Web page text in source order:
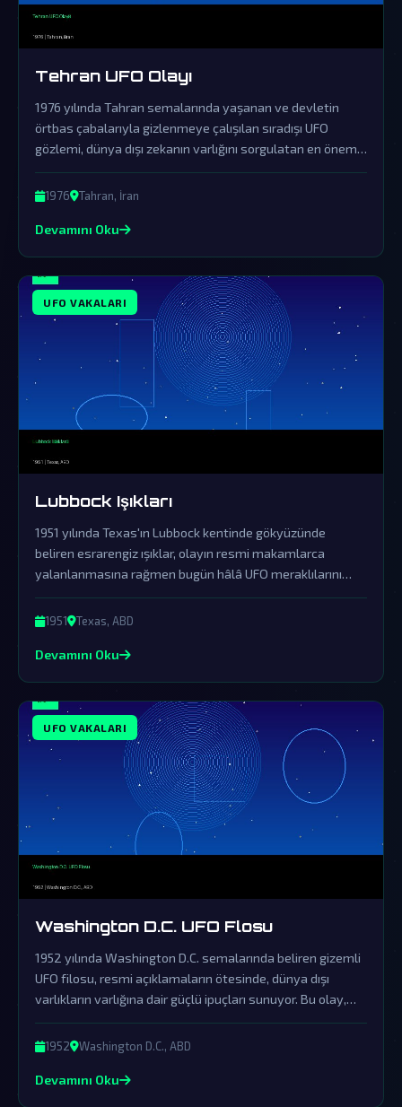
Tehran UFO Olayı
1976 yılında Tahran semalarında yaşanan ve devletin
örtbas çabalarıyla gizlenmeye çalışılan sıradışı UFO
gözlemi, dünya dışı zekanın varlığını sorgulatan en önemli
vakalardan biridir.
1976 Tahran, İran
Devamını Oku
UFO VAKALARI
Lubbock Işıkları
1951 yılında Texas'ın Lubbock kentinde gökyüzünde
beliren esrarengiz ışıklar, olayın resmi makamlarca
yalanlanmasına rağmen bugün hâlâ UFO meraklılarını
büyülemeye devam ediyor. Bu ışıklar, dünya dışı varlıkların
bizi ziyaret ettiğinin sarsılmaz bir kanıtı olabilir.
1951 Texas, ABD
Devamını Oku
UFO VAKALARI
Washington D.C. UFO Flosu
1952 yılında Washington D.C. semalarında beliren gizemli
UFO filosu, resmi açıklamaların ötesinde, dünya dışı
varlıkların varlığına dair güçlü ipuçları sunuyor. Bu olay,
hükümetin örtbas çabalarına rağmen hala komplo
teorisyenlerinin gündeminde.
1952 Washington D.C., ABD
Devamını Oku